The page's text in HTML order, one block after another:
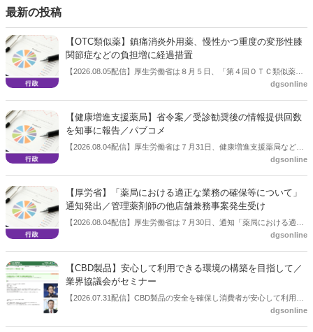
最新の投稿
【OTC類似薬】鎮痛消炎外用薬、慢性かつ重度の変形性膝
関節症などの負担増に経過措置
【2026.08.05配信】厚生労働省は８月５日、「第４回ＯＴＣ類似薬の
保険給付の見直しの実施に向けた技術的検討会」を開催。「中間とり
会等に報告し、令和８年秋頃を目途に結論を得る予定。
dgsonline
【健康増進支援薬局】省令案／受診勧奨後の情報提供回数
を知事に報告／パブコメ
【2026.08.04配信】厚生労働省は７月31日、健康増進支援薬局などに
関する省令案を示し、パブコメを開始した。受診勧奨を行った後に、
品に関する情報を提供した回数を知事に報告する事項とする。
dgsonline
【厚労省】「薬局における適正な業務の確保等について」
通知発出／管理薬剤師の他店舗兼務事案発生受け
【2026.08.04配信】厚生労働省は７月30日、通知「薬局における適正
dgsonline
【CBD製品】安心して利用できる環境の構築を目指して／
業界協議会がセミナー
【2026.07.31配信】CBD製品の安全を確保し消費者が安心して利用で
きる環境を構築することを目的に設立された団体である一般社団法人
dgsonline